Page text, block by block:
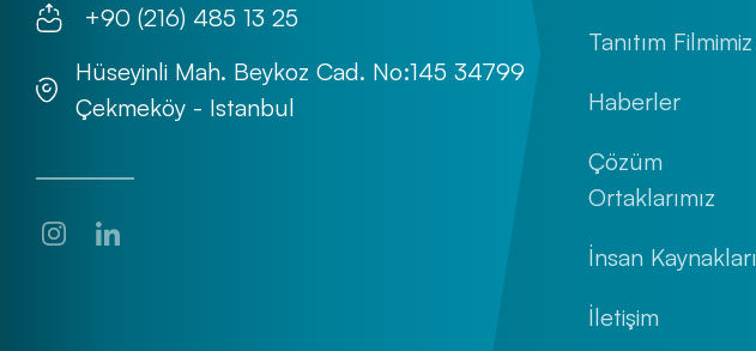
+90 (216) 485 13 25
Hüseyinli Mah. Beykoz Cad. No:145 34799
Çekmeköy - Istanbul
Tanıtım Filmimiz
Haberler
Çözüm
Ortaklarımız
İnsan Kaynakları
İletişim